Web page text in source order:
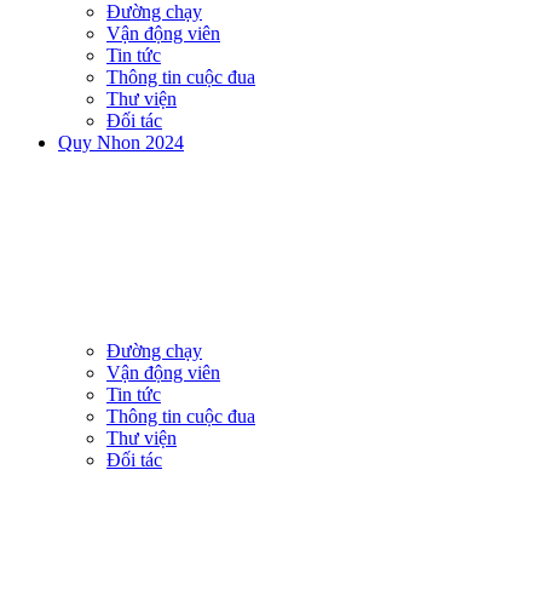
Đường chạy
Vận động viên
Tin tức
Thông tin cuộc đua
Thư viện
Đối tác
Quy Nhon 2024
Đường chạy
Vận động viên
Tin tức
Thông tin cuộc đua
Thư viện
Đối tác